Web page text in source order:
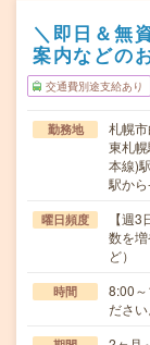
＼即日＆無
案内などの
交通費別途支給あり
勤務地
札幌
東札
本線)
駅か
曜日頻度
【週
数を
ど）
時間
8:00
ださい